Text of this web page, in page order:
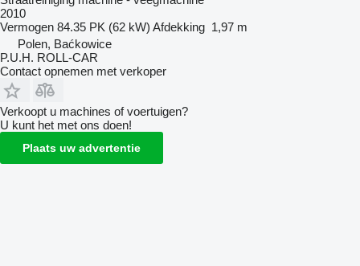
2010
Vermogen 84.35 PK (62 kW) Afdekking 1,97 m
Polen, Baćkowice
P.U.H. ROLL-CAR
Contact opnemen met verkoper
Verkoopt u machines of voertuigen?
U kunt het met ons doen!
Plaats uw advertentie